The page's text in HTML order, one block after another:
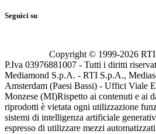
Seguici su
Copyright © 1999-2026
P.Iva 03976881007 - Tutti i diritti
Mediamond S.p.A. - RTI S.p.A.,
Amsterdam (Paesi Bassi) - Uffici Viale
Monzese (MI)Rispetto ai contenuti e ai
riprodotti è vietata ogni utilizzazione
sistemi di intelligenza artificiale
espresso di utilizzare mezzi